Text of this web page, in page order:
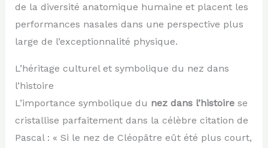
de la diversité anatomique humaine et placent les
performances nasales dans une perspective plus
large de l’exceptionnalité physique.
L’héritage culturel et symbolique du nez dans
l’histoire
L’importance symbolique du nez dans l’histoirese
cristallise parfaitement dans la célèbre citation de
Pascal : « Si le nez de Cléopâtre eût été plus court,